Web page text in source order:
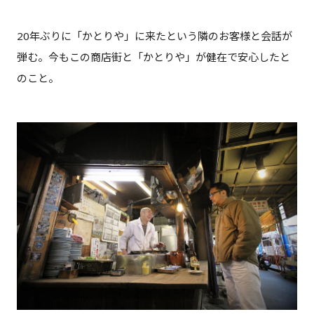
20年ぶりに「かとりや」に来たという隣のお客様と会話が
弾む。今もこの商店街と「かとりや」が健在で安心したと
のこと。